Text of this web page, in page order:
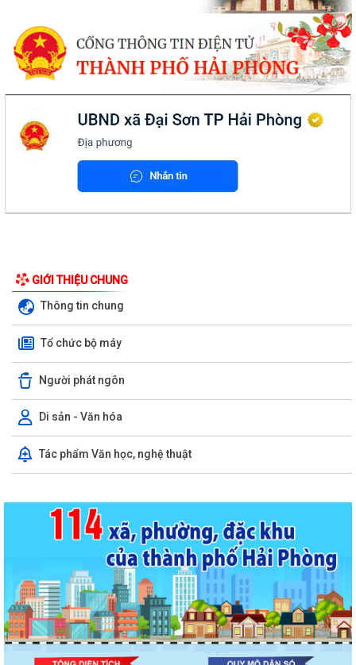
GIỚI THIỆU CHUNG
Thông tin chung
Tổ chức bộ máy
Người phát ngôn
Di sản - Văn hóa
Tác phẩm Văn học, nghệ thuật